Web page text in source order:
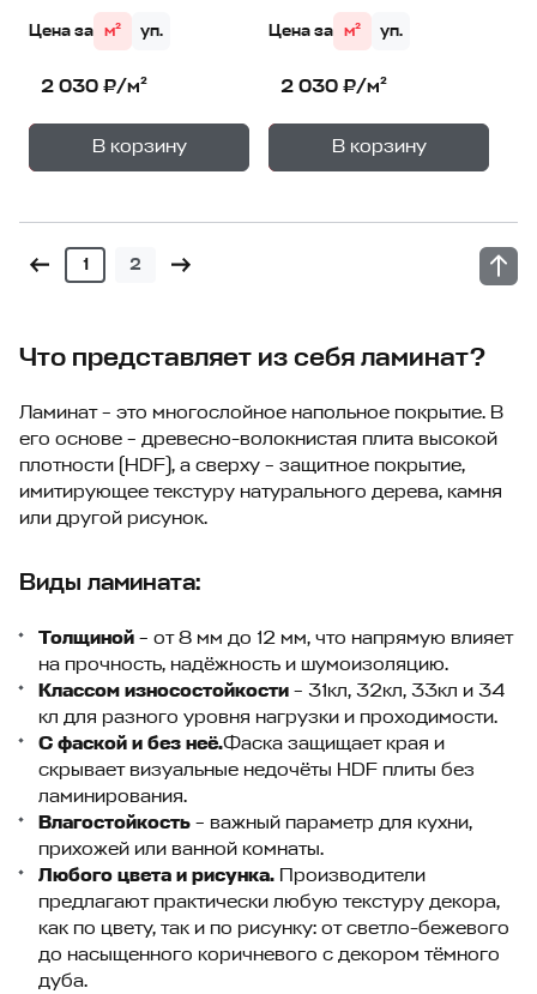
Цена за м² уп.
2 030 ₽/м²
В корзину
— 1уп.
Цена за м² уп.
2 030 ₽/м²
В корзину
— 1уп.
1 2
Что представляет из себя ламинат?
Ламинат – это многослойное напольное покрытие. В
его основе – древесно-волокнистая плита высокой
плотности (HDF), а сверху – защитное покрытие,
имитирующее текстуру натурального дерева, камня
или другой рисунок.
Виды ламината:
Толщиной – от 8 мм до 12 мм, что напрямую влияет
на прочность, надёжность и шумоизоляцию.
Классом износостойкости – 31кл, 32кл, 33кл и 34
кл для разного уровня нагрузки и проходимости.
С фаской и без неё.Фаска защищает края и
скрывает визуальные недочёты HDF плиты без
ламинирования.
Влагостойкость – важный параметр для кухни,
прихожей или ванной комнаты.
Любого цвета и рисунка. Производители
предлагают практически любую текстуру декора,
как по цвету, так и по рисунку: от светло-бежевого
до насыщенного коричневого с декором тёмного
дуба.